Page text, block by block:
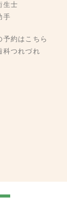
生士
手
予約はこちら
科つれづれ